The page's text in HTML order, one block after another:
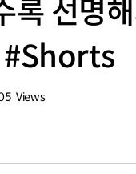
록 선명
#Shorts
Views